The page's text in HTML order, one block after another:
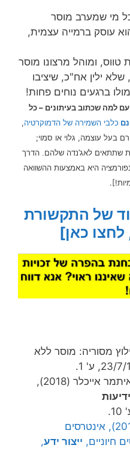
מי שמערב מוסר
עוסק ברמייה עצמית,
טווס, ומוהל מרצונו מוסר
, שלא ילין אח"כ, שיציבו
ברגעים נוחים פחות!
למה שכתוב בעיתונים – כל
כלבי השמירה של הדמוקרטיה,
בעל עוצמה, גלוי או סמוי;
שתתאים לאג'נדה שלהם. הדרך
היא באמצעות ההשוואה
של התקשורת
כאן]
(2018), החילוץ מסוריה: מוסר ללא
סמדר פרי, גואל בנו, איתמר אייכלר (2018),
ידיעות
פנחס יחזקאלי (2014), אינטרסים
חיוניים, ייצור ידע,